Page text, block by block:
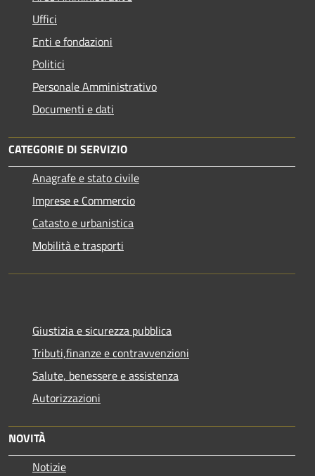
Uffici
Enti e fondazioni
Politici
Personale Amministrativo
Documenti e dati
CATEGORIE DI SERVIZIO
Anagrafe e stato civile
Imprese e Commercio
Catasto e urbanistica
Mobilità e trasporti
Giustizia e sicurezza pubblica
Tributi,finanze e contravvenzioni
Salute, benessere e assistenza
Autorizzazioni
NOVITÀ
Notizie